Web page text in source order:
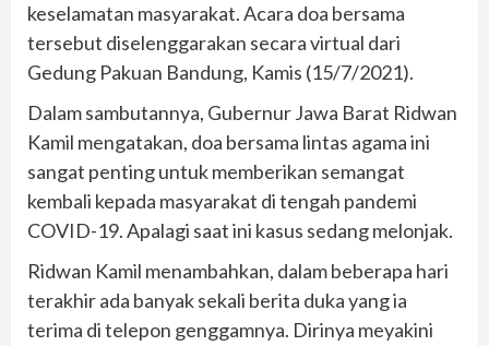
keselamatan masyarakat. Acara doa bersama
tersebut diselenggarakan secara virtual dari
Gedung Pakuan Bandung, Kamis (15/7/2021).
Dalam sambutannya, Gubernur Jawa Barat Ridwan
Kamil mengatakan, doa bersama lintas agama ini
sangat penting untuk memberikan semangat
kembali kepada masyarakat di tengah pandemi
COVID-19. Apalagi saat ini kasus sedang melonjak.
Ridwan Kamil menambahkan, dalam beberapa hari
terakhir ada banyak sekali berita duka yang ia
terima di telepon genggamnya. Dirinya meyakini